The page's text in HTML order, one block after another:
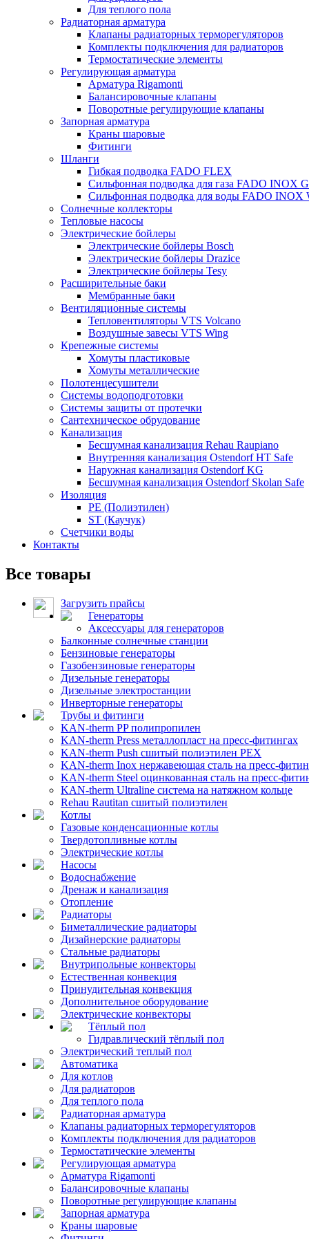
Для теплого пола
Радиаторная арматура
Клапаны радиаторных терморегуляторов
Комплекты подключения для радиаторов
Термостатические элементы
Регулирующая арматура
Арматура Rigamonti
Балансировочные клапаны
Поворотные регулирующие клапаны
Запорная арматура
Краны шаровые
Фитинги
Шланги
Гибкая подводка FADO FLEX
Сильфонная подводка для газа FADO INOX
Сильфонная подводка для воды FADO INOX
Солнечные коллекторы
Тепловые насосы
Электрические бойлеры
Электрические бойлеры Bosch
Электрические бойлеры Drazice
Электрические бойлеры Tesy
Расширительные баки
Мембранные баки
Вентиляционные системы
Тепловентиляторы VTS Volcano
Воздушные завесы VTS Wing
Крепежные системы
Хомуты пластиковые
Хомуты металлические
Полотенцесушители
Системы водоподготовки
Системы защиты от протечки
Сантехническое обрудование
Канализация
Бесшумная канализация Rehau Raupiano
Внутренняя канализация Ostendorf HT Safe
Наружная канализация Ostendorf KG
Бесшумная канализация Ostendorf Skolan Safe
Изоляция
PE (Полиэтилен)
ST (Каучук)
Счетчики воды
Контакты
Все товары
Загрузить прайсы
Генераторы
Аксессуары для генераторов
Балконные солнечные станции
Бензиновые генераторы
Газобензиновые генераторы
Дизельные генераторы
Дизельные электростанции
Инверторные генераторы
Трубы и фитинги
KAN-therm PP полипропилен
KAN-therm Рress металлопласт на пресс-фитингах
KAN-therm Push сшитый полиэтилен PEX
KAN-therm Inox нержавеющая сталь на пресс-
KAN-therm Steel оцинкованная сталь на пресс-
KAN-therm Ultraline система на натяжном кольце
Rehau Rautitan сшитый полиэтилен
Котлы
Газовые конденсационные котлы
Твердотопливные котлы
Электрические котлы
Насосы
Водоснабжение
Дренаж и канализация
Отопление
Радиаторы
Биметаллические радиаторы
Дизайнерские радиаторы
Стальные радиаторы
Внутрипольные конвекторы
Естественная конвекция
Принудительная конвекция
Дополнительное оборудование
Электрические конвекторы
Тёплый пол
Гидравлический тёплый пол
Электрический теплый пол
Автоматика
Для котлов
Для радиаторов
Для теплого пола
Радиаторная арматура
Клапаны радиаторных терморегуляторов
Комплекты подключения для радиаторов
Термостатические элементы
Регулирующая арматура
Арматура Rigamonti
Балансировочные клапаны
Поворотные регулирующие клапаны
Запорная арматура
Краны шаровые